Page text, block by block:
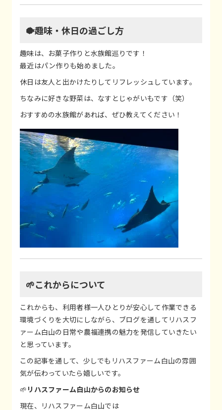
🐡趣味・休日の過ごし方
趣味は、お菓子作りと水族館巡りです！
最近はパン作りも始めました。
休日は友人と出かけたりしてリフレッシュしています。
ちなみに好きな野菜は、なすとじゃがいもです（笑）
おすすめの水族館があれば、ぜひ教えてください！
🌱これからについて
これからも、利用者様一人ひとりが安心して作業できる
環境づくりを大切にしながら、ブログを通してリハスフ
ァーム白山の日常や農福連携の魅力を発信していきたい
と思っています。
この記事を通して、少しでもリハスファーム白山の雰囲
気が伝わっていたら嬉しいです。
🌱 リハスファーム白山からのお知らせ
現在、リハスファーム白山では